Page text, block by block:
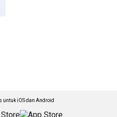
untuk iOS dan Android